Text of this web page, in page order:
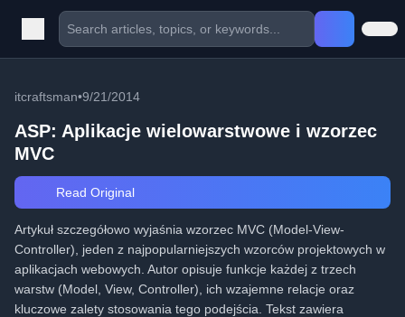
itcraftsman•9/21/2014
ASP: Aplikacje wielowarstwowe i wzorzec
MVC
Read Original
Artykuł szczegółowo wyjaśnia wzorzec MVC (Model-View-
Controller), jeden z najpopularniejszych wzorców projektowych w
aplikacjach webowych. Autor opisuje funkcje każdej z trzech
warstw (Model, View, Controller), ich wzajemne relacje oraz
kluczowe zalety stosowania tego podejścia. Tekst zawiera